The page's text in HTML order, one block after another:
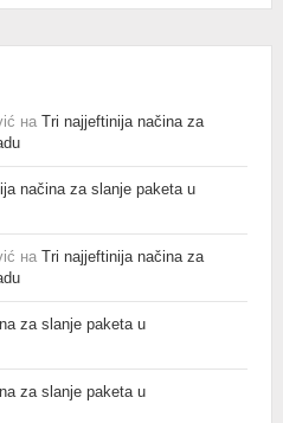
на Tri najjeftinija načina za
načina za slanje paketa u
на Tri najjeftinija načina za
za slanje paketa u
za slanje paketa u